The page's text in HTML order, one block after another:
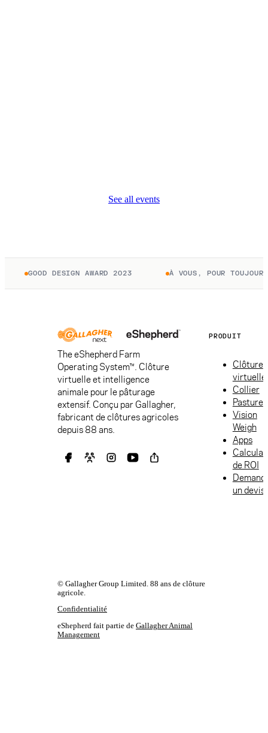
See all events
GOOD DESIGN AWARD 2023 À VOUS, POUR TOUJOURS.
The eShepherd Farm
Operating System™. Clôture
virtuelle et intelligence
animale pour le pâturage
extensif. Conçu par Gallagher,
fabricant de clôtures agricoles
depuis 88 ans.
PRODUIT
Clôture
virtuelle
Collier
Pasture
Vision
Weigh
Apps
de ROI
un devis
© Gallagher Group Limited. 88 ans de clôture
agricole.
Confidentialité
eShepherd fait partie de Gallagher Animal
Management